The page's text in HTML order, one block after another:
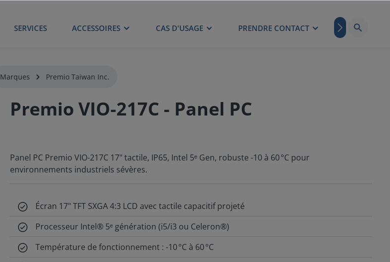
SERVICES ACCESSOIRES CAS D'USAGE PRENDRE CONTACT BLOG
Marques Premio Taiwan Inc.
Premio VIO-217C - Panel PC
Panel PC Premio VIO-217C 17" tactile, IP65, Intel 5ᵉ Gen, robuste -10 à 60 °C pour
environnements industriels sévères.
Écran 17" TFT SXGA 4:3 LCD avec tactile capacitif projeté
Processeur Intel® 5ᵉ génération (i5/i3 ou Celeron®)
Température de fonctionnement : -10 °C à 60 °C